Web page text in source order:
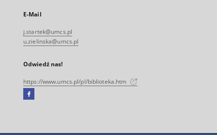
E-Mail
j.startek@umcs.pl
u.zielinska@umcs.pl
Odwiedź nas!
https://www.umcs.pl/pl/biblioteka.htm
Facebook
się